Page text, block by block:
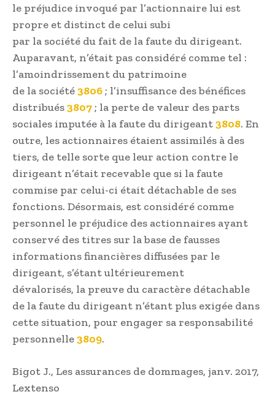
le préjudice invoqué par l’actionnaire lui est
propre et distinct de celui subi
par la société du fait de la faute du dirigeant.
Auparavant, n’était pas considéré comme tel :
l’amoindrissement du patrimoine
de la société3806; l’insuffisance des bénéfices
distribués3807; la perte de valeur des parts
sociales imputée à la faute du dirigeant3808. En
outre, les actionnaires étaient assimilés à des
tiers, de telle sorte que leur action contre le
dirigeant n’était recevable que si la faute
commise par celui-ci était détachable de ses
fonctions. Désormais, est considéré comme
personnel le préjudice des actionnaires ayant
conservé des titres sur labase de fausses
informations financières diffusées par le
dirigeant, s’étant ultérieurement
dévalorisés, la preuve du caractère détachable
de la faute du dirigeant n’étant plus exigée dans
cette situation, pour engager sa responsabilité
personnelle3809.
Bigot J., Les assurances de dommages, janv. 2017,
Lextenso